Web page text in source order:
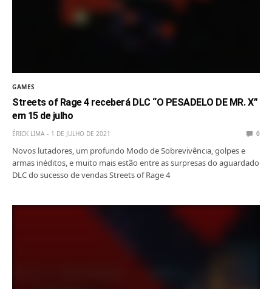
GAMES
Streets of Rage 4 receberá DLC “O PESADELO DE MR. X”
em 15 de julho
ÉRICK LIMA 1 DE JULHO DE 2021 0
Novos lutadores, um profundo Modo de Sobrevivência, golpes e
armas inéditos, e muito mais estão entre as surpresas do aguardado
DLC do sucesso de vendas Streets of Rage 4